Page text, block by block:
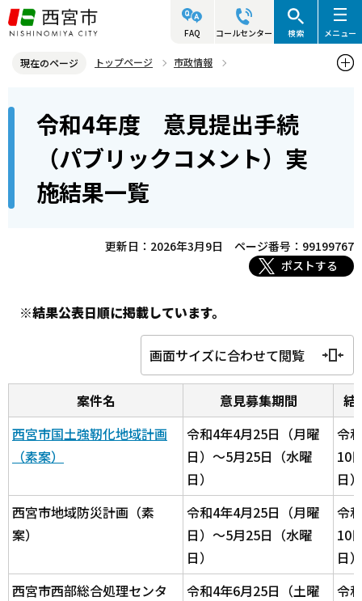
こ
の
ジ
す
FAQ コールセンター 検索 メニュー
現在のページ トップページ
市政情報
意見提出手続（パブリックコメント）を過去に実施した案件
令和4年度 意見提出手続（パブリックコメント）実施結果一覧
ら
令和4年度 意見提出手続
（パブリックコメント）実
施結果一覧
更新日：2026年3月9日
ページ番号：99199767
ポストする
※結果公表日順に掲載しています。
画面サイズに合わせて閲覧
案件名 意見募集期間
結
西宮市国土強靭化地域計画
（素案）
令和4年4月25日（月曜
日）～5月25日（水曜
日）
令
10
日）
西宮市地域防災計画（素
案）
令和4年4月25日（月曜
日）～5月25日（水曜
日）
令
10
日）
西宮市西部総合処理センタ
令和4年6月25日（土曜
令